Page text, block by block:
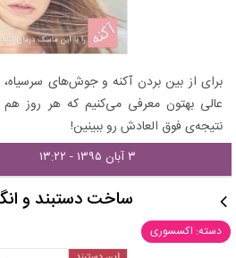
برای از بین بردن آکنه و جوش‌های
عالی بهتون معرفی می‌کنیم که هر روز
نتیجه‌ی فوق العادش رو ببینین!
۳ آبان ۱۳۹۵ - ۱۳:۲۲
ساخت دستبند و
دسته: اکسسوری